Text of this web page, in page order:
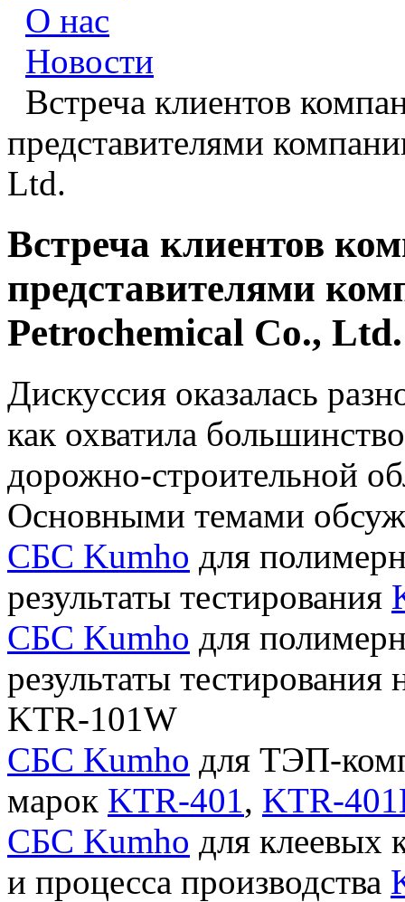
О нас
Новости
Встреча клиентов
представителями
Ltd.
Встреча клиентов
представителями
Petrochemical Co., Ltd.
Дискуссия оказалась
как охватила
дорожно-строительной
Основными темами
СБС Kumho для
результаты тестирования
СБС Kumho для
результаты
KTR-101W
СБС Kumho для ТЭП-
марок KTR-401, KTR-
СБС Kumho для клеевых
и процесса производства